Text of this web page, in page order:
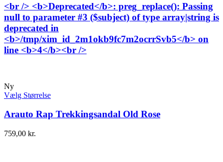
<br /> <b>Deprecated</b>: preg_replace(): Passing
null to parameter #3 ($subject) of type array|string is
deprecated in
<b>/tmp/xim_id_2m1okb9fc7m2ocrrSvb5</b> on
line <b>4</b><br />
Ny
Vælg Størrelse
Arauto Rap Trekkingsandal Old Rose
759,00 kr.